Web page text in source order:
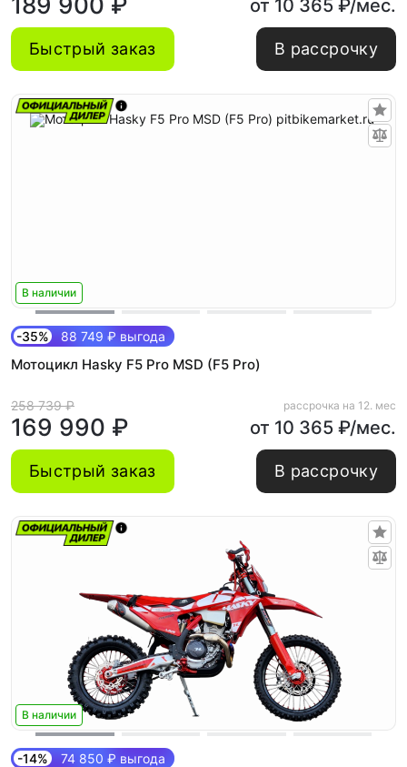
от 10 365 ₽/мес.
Быстрый заказ В рассрочку
В наличии
-35% 88 749 ₽ выгода
Мотоцикл Hasky F5 Pro MSD (F5 Pro)
258 739 ₽
169 990 ₽
рассрочка на 12. мес
от 10 365 ₽/мес.
Быстрый заказ В рассрочку
В наличии
-14% 74 850 ₽ выгода